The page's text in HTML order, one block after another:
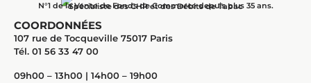
N°1 de la Vente de Fonds de Commerce depuis plus 35 ans.
Spécialiste des CHR et des Débits de Tabac
COORDONNÉES
107 rue de Tocqueville 75017 Paris
Tél. 01 56 33 47 00
09h00 – 13h00 | 14h00 – 19h00